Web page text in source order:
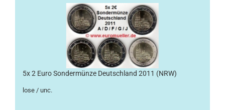
5x 2 Euro Sondermünze Deutschland 2011 (NRW)
lose / unc.